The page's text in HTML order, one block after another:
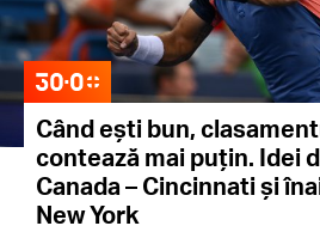
Când ești bun,
contează mai puțin. Idei
Canada – Cincinnati și
New York